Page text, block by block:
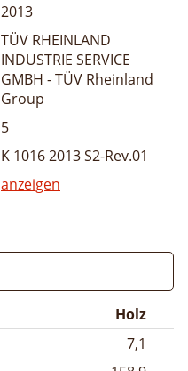
2013
TÜV RHEINLAND
INDUSTRIE SERVICE
GMBH - TÜV Rheinland
Group
5
K 1016 2013 S2-Rev.01
anzeigen
Holz
7,1